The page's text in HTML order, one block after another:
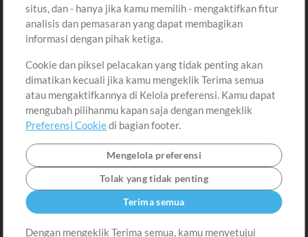
Konten Gratis
Permintaan Lagu
Lain-lain
Sesi
Kirimkan musik kamu
Playlist
MT Conference
Daftar
Lihat Keranjang
situs, dan - hanya jika kamu memilih - mengaktifkan fitur
analisis dan pemasaran yang dapat membagikan
informasi dengan pihak ketiga.
Cookie dan piksel pelacakan yang tidak penting akan
dimatikan kecuali jika kamu mengeklik Terima semua
atau mengaktifkannya di Kelola preferensi. Kamu dapat
mengubah pilihanmu kapan saja dengan mengeklik
Preferensi Cookiedi bagian footer.
Mengelola preferensi
Tolak yang tidak penting
Terima semua
Dengan mengeklik Terima semua, kamu menyetujui